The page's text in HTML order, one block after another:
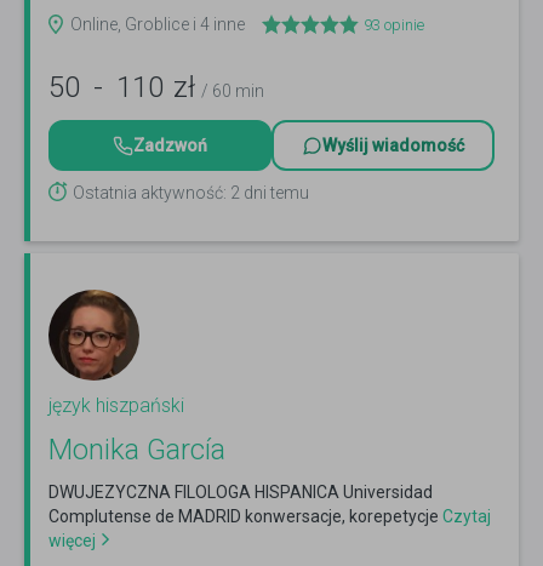
Online, Groblice i 4 inne 93 opinie
50 - 110 zł / 60 min
Zadzwoń Wyślij wiadomość
Ostatnia aktywność: 2 dni temu
język hiszpański
Monika García
DWUJEZYCZNA FILOLOGA HISPANICA Universidad
Complutense de MADRID konwersacje, korepetycje Czytaj
więcej